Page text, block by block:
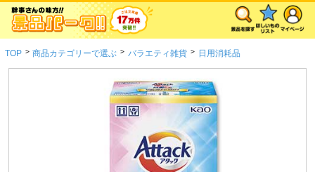
TOP > 商品カテゴリーで選ぶ > バラエティ雑貨 > 日用消耗品